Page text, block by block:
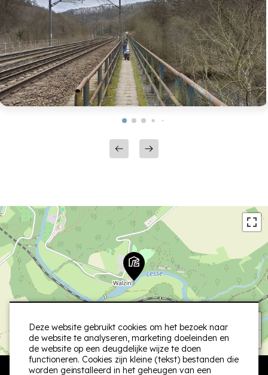
Deze website gebruikt cookies om het bezoek naar
de website te analyseren, marketing doeleinden en
de website op een deugdelijke wijze te doen
functioneren. Cookies zijn kleine (tekst) bestanden die
worden geïnstalleerd in het geheugen van een